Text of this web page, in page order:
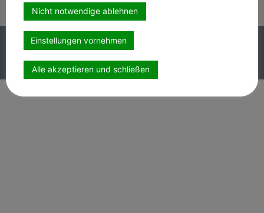
Copyright PEMAG 2026 – Alle Rechte vorbehalten.
Impressum|Datenschutz
Nicht notwendige ablehnen
Einstellungen vornehmen
Alle akzeptieren und schließen